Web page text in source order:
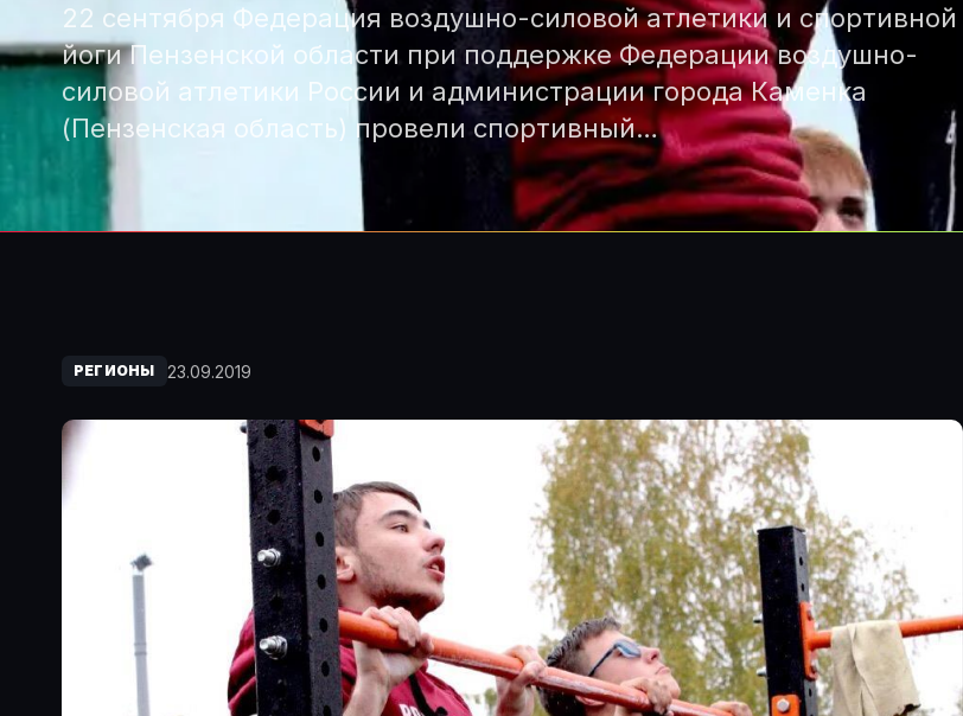
22 сентября Федерация воздушно-силовой атлетики и спортивной
йоги Пензенской области при поддержке Федерации воздушно-
силовой атлетики России и администрации города Каменка
(Пензенская область) провели спортивный…
РЕГИОНЫ 23.09.2019